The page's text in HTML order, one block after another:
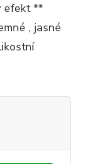
efekt **
, jasné